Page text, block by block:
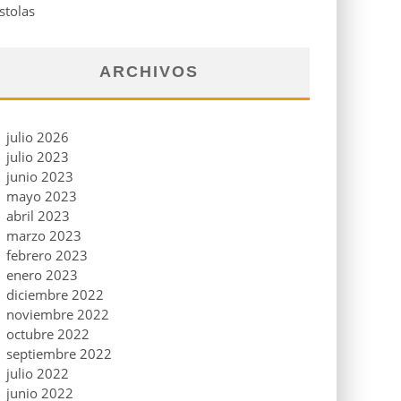
ARCHIVOS
julio 2026
julio 2023
junio 2023
mayo 2023
abril 2023
marzo 2023
febrero 2023
enero 2023
diciembre 2022
noviembre 2022
octubre 2022
septiembre 2022
julio 2022
junio 2022